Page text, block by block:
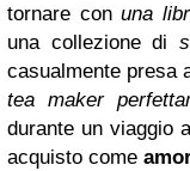
tornare conuna
una collezione di
casualmente presa
tea maker
durante un viaggio
acquisto come